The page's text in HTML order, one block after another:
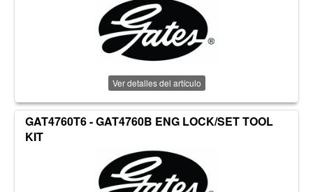
Ver detalles del artículo
GAT4760T6 - GAT4760B ENG LOCK/SET TOOL
KIT